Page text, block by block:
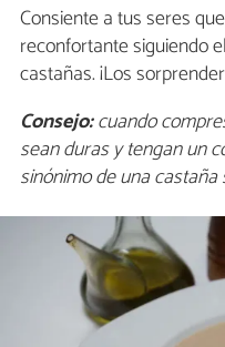
Consiente a tus seres
reconfortante siguiendo
castañas. ¡Los
Consejo:cuando
sean duras y tengan un
sinónimo de una castaña